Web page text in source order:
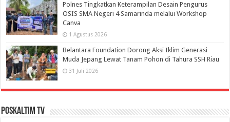
Polnes Tingkatkan Keterampilan Desain Pengurus
OSIS SMA Negeri 4 Samarinda melalui Workshop
Canva
1 Agustus 2026
Belantara Foundation Dorong Aksi Iklim Generasi
Muda Jepang Lewat Tanam Pohon di Tahura SSH Riau
31 Juli 2026
PosKaltim TV